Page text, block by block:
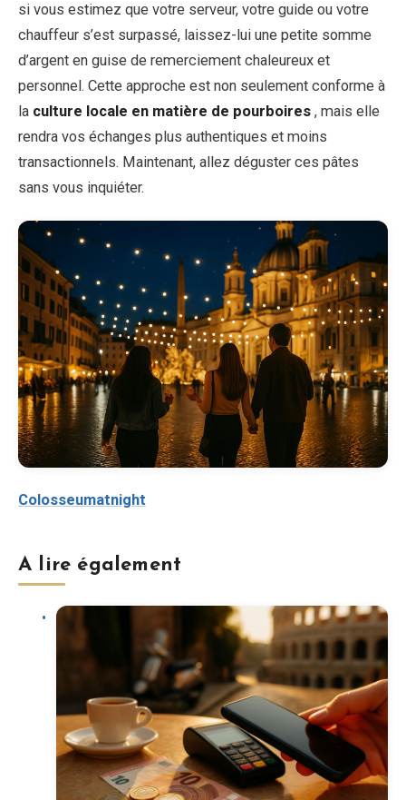
si vous estimez que votre serveur, votre guide ou votre
chauffeur s’est surpassé, laissez-lui une petite somme
d’argent en guise de remerciement chaleureux et
personnel. Cette approche est non seulement conforme à
la culture locale en matière de pourboires , mais elle
rendra vos échanges plus authentiques et moins
transactionnels. Maintenant, allez déguster ces pâtes
sans vous inquiéter.
Colosseumatnight
A lire également